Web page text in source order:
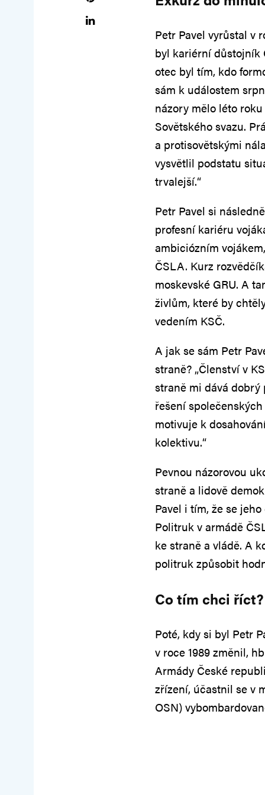
Petr Pavel vyrůstal v
byl kariérní důstojník
otec byl tím, kdo
sám k událostem
názory mělo léto
Sovětského svazu.
a protisovětskými
vysvětlil podstatu
trvalejší.“
Petr Pavel si
profesní kariéru
ambiciózním
ČSLA. Kurz
moskevské GRU. A
živlům, které by
vedením KSČ.
A jak se sám Petr
straně? „Členství v
straně mi dává dobrý
řešení
motivuje k
kolektivu.“
Pevnou názorovou
straně a lidově
Pavel i tím, že se
Politruk v armádě
ke straně a vládě. A
politruk způsobit
Co tím chci říct?
Poté, kdy si byl Petr
v roce 1989 změnil,
Armády České
zřízení, účastnil se v
OSN)